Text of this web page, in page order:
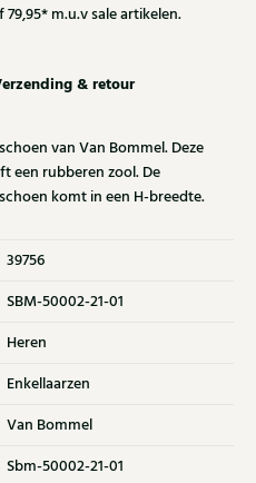
79,95* m.u.v sale artikelen.
& retour
van Van Bommel. Deze
een rubberen zool. De
komt in een H-breedte.
39756
SBM-50002-21-01
Heren
Enkellaarzen
Van Bommel
Sbm-50002-21-01